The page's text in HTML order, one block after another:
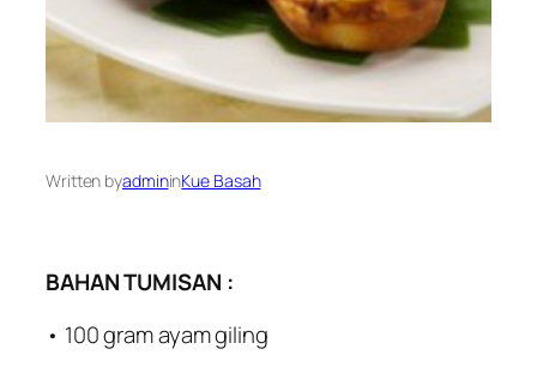
Written byadmininKue Basah
BAHAN TUMISAN :
• 100 gram ayam giling